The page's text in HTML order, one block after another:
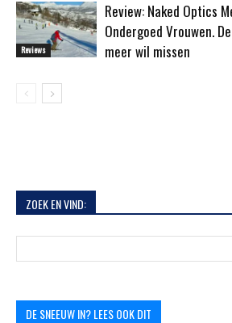
Reviews
Review: Naked Optics
Ondergoed Vrouwen.
meer wil missen
ZOEK EN VIND:
DE SNEEUW IN? LEES OOK DIT